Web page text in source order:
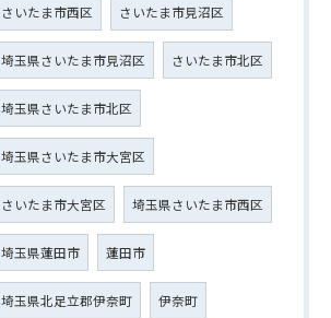
さいたま市西区 さいたま市見沼区
埼玉県さいたま市見沼区 さいたま市北区
埼玉県さいたま市北区
埼玉県さいたま市大宮区
さいたま市大宮区 埼玉県さいたま市西区
埼玉県蓮田市 蓮田市
埼玉県北足立郡伊奈町 伊奈町